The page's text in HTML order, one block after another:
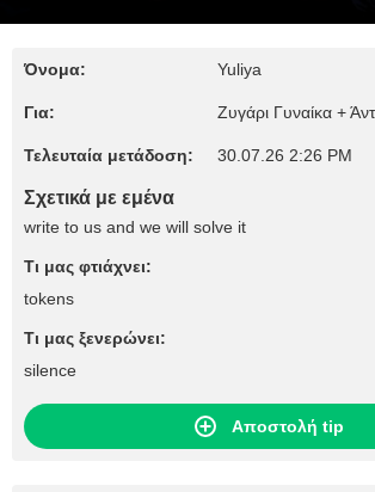
Όνομα: Yuliya
Για: Ζυγάρι Γυναίκα +
Τελευταία μετάδοση: 30.07.26 2:26 PM
Σχετικά με εμένα
write to us and we will solve it
Τι μας φτιάχνει:
tokens
Τι μας ξενερώνει:
silence
Αποστολή tip